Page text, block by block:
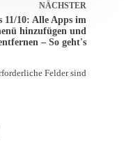
NÄCHSTER
11/10: Alle Apps im
hinzufügen und
– So geht's
Felder sind